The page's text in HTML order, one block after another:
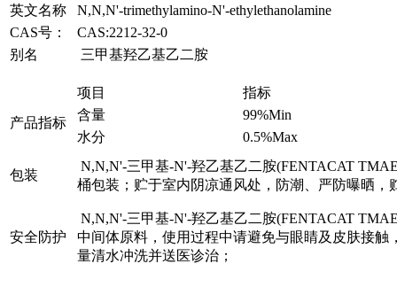
英文名称
N,N,N'-trimethylamino-N'-ethylethanolamine
CAS号：
CAS:2212-32-0
别名
三甲基羟乙基乙二胺
产品指标
项目
指标
含量
99%Min
水分
0.5%Max
包装
N,N,N'-三甲基-N'-羟乙基乙二胺(FENTACAT
桶包装；贮于室内阴凉通风处，防潮、严防曝晒，
安全防护
N,N,N'-三甲基-N'-羟乙基乙二胺(FENTACAT
中间体原料，使用过程中请避免与眼睛及皮肤接触
量清水冲洗并送医诊治；